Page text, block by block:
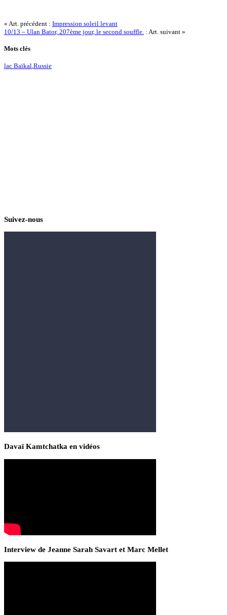
« Art. précédent : Impression soleil levant
10/13 – Ulan Bator, 207ème jour, le second souffle. : Art. suivant »
Mots clés
lac Baïkal Russie
Suivez-nous
Davaï Kamtchatka en vidéos
Interview de Jeanne Sarah Savart et Marc Mellet